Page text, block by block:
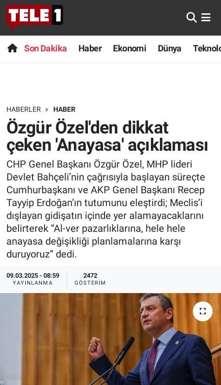
Son Dakika Haber Ekonomi Dünya
HABERLER HABER
Özgür Özel'den dikkat
çeken 'Anayasa' açıklaması
CHP Genel Başkanı Özgür Özel, MHP lideri
Devlet Bahçeli’nin çağrısıyla başlayan süreçte
Cumhurbaşkanı ve AKP Genel Başkanı Recep
Tayyip Erdoğan’ın tutumunu eleştirdi; Meclis’i
dışlayan gidişatın içinde yer alamayacaklarını
belirterek “Al-ver pazarlıklarına, hele hele
anayasa değişikliği planlamalarına karşı
duruyoruz” dedi.
09.03.2025 - 08:59
YAYINLANMA
2472
GÖSTERIM
Anında Manşet
Başka Sohbetler
Bilim turu
Bilim ve Teknoloji Evreni
Doğa Konuşuyor
Dünya
Ege Saati
Ege'den Esintiler
Ekonomi
Gerçeğin İzinde
Son Dakika
Haber
Dünya
Teknoloji
Sağlık
Spor
Yayın Akışı
İletişim
Nöbetçi Eczaneler
Hava Durumu
Trafik Durumu
Süper Lig Puan Durumu ve Fikstür
Tüm Manşetler
Son Dakika Haberleri
Haber Arşivi